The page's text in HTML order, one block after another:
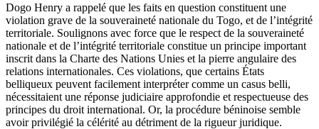
Dogo Henry a rappelé que les faits en question constituent une
violation grave de la souveraineté nationale du Togo, et de l’intégrité
territoriale. Soulignons avec force que le respect de la souveraineté
nationale et de l’intégrité territoriale constitue un principe important
inscrit dans la Charte des Nations Unies et la pierre angulaire des
relations internationales. Ces violations, que certains États
belliqueux peuvent facilement interpréter comme un casus belli,
nécessitaient une réponse judiciaire approfondie et respectueuse des
principes du droit international. Or, la procédure béninoise semble
avoir privilégié la célérité au détriment de la rigueur juridique.